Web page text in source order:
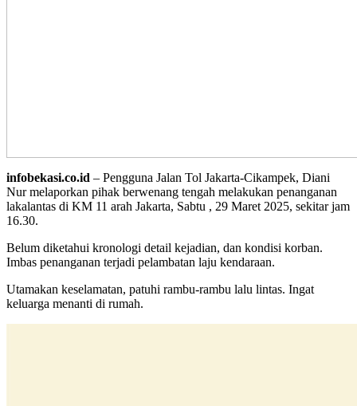
infobekasi.co.id – Pengguna Jalan Tol Jakarta-Cikampek, Diani
Nur melaporkan pihak berwenang tengah melakukan penanganan
lakalantas di KM 11 arah Jakarta, Sabtu , 29 Maret 2025, sekitar jam
16.30.
Belum diketahui kronologi detail kejadian, dan kondisi korban.
Imbas penanganan terjadi pelambatan laju kendaraan.
Utamakan keselamatan, patuhi rambu-rambu lalu lintas. Ingat
keluarga menanti di rumah.